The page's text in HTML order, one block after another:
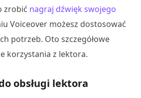
zrobić nagraj dźwięk swojego
Voiceover możesz dostosować
potrzeb. Oto szczegółowe
korzystania z lektora.
obsługi lektora